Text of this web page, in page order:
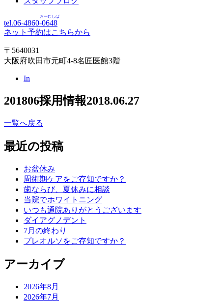
tel.06-4860-0648
おーむしば
ネット予約はこちらから
〒5640031
大阪府吹田市元町4-8名匠医館3階
In
201806採用情報2018.06.27
一覧へ戻る
最近の投稿
お盆休み
周術期ケアをご存知ですか？
歯ならび、夏休みに相談
当院でホワイトニング
いつも通院ありがとうございます
ダイアグノデント
7月の終わり
プレオルソをご存知ですか？
アーカイブ
2026年8月
2026年7月